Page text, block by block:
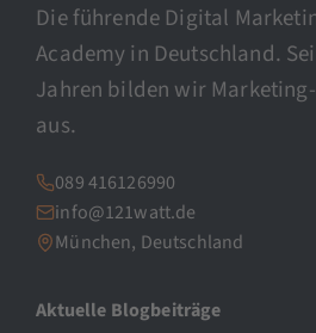
Die führende Digital
Academy in Deutschland.
Jahren bilden wir
aus.
089 416126990
info@121watt.de
München, Deutschland
Aktuelle Blogbeiträge